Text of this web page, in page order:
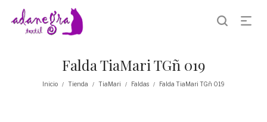
Falda TiaMari TGñ 019
Inicio / Tienda / TiaMari / Faldas / Falda TiaMari TGñ 019